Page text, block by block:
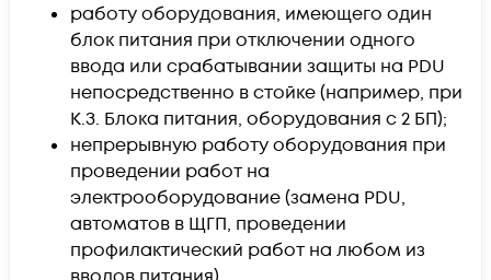
работу оборудования, имеющего один
блок питания при отключении одного
ввода или срабатывании защиты на PDU
непосредственно в стойке (например, при
К.З. Блока питания, оборудования с 2 БП);
непрерывную работу оборудования при
проведении работ на
электрооборудование (замена PDU,
автоматов в ЩГП, проведении
профилактический работ на любом из